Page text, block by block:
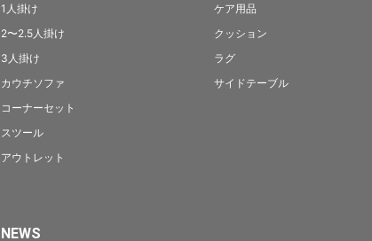
1人掛け
2〜2.5人掛け
3人掛け
カウチソファ
コーナーセット
スツール
アウトレット
ケア用品
クッション
ラグ
サイドテーブル
NEWS